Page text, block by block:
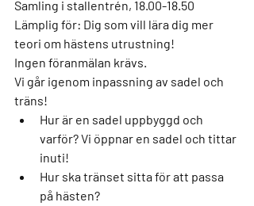
Samling i stallentrén, 18.00-18.50
Lämplig för: Dig som vill lära dig mer
teori om hästens utrustning!
Ingen föranmälan krävs.
Vi går igenom inpassning av sadel och
träns!
Hur är en sadel uppbyggd och
varför? Vi öppnar en sadel och tittar
inuti!
Hur ska tränset sitta för att passa
på hästen?